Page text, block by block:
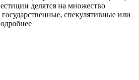
делятся на множество
спекулятивные или